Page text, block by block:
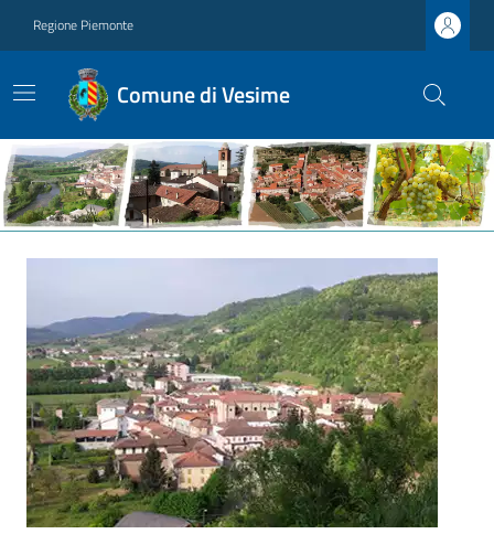
Regione Piemonte
Comune di Vesime
Ultime notizie